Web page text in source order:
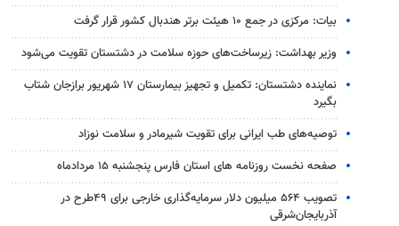
بیات: مرکزی در جمع ۱۰ هیئت برتر هندبال کشور قرار گرفت
وزیر بهداشت: زیرساخت‌های حوزه سلامت در دشتستان تقویت می‌شود
نماینده دشتستان: تکمیل و تجهیز بیمارستان ۱۷ شهریور برازجان شتاب
بگیرد
توصیه‌های طب ایرانی برای تقویت شیرمادر و سلامت نوزاد
صفحه نخست روزنامه های استان فارس پنجشنبه ۱۵ مردادماه
تصویب ۵۶۴ میلیون دلار سرمایه‌گذاری خارجی برای ۴۹طرح در
آذربایجان‌شرقی